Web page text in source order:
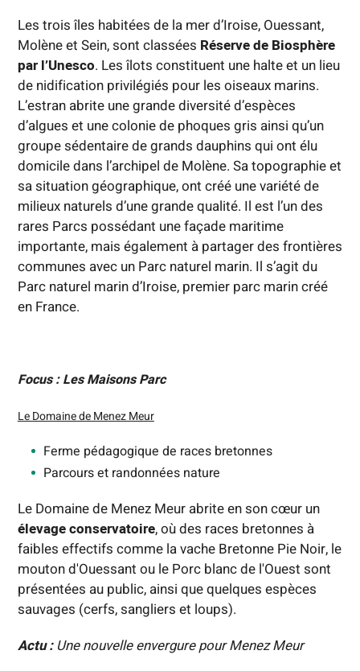
Les trois îles habitées de la mer d’Iroise, Ouessant,
Molène et Sein, sont classées Réserve de Biosphère
par l’Unesco. Les îlots constituent une halte et un lieu
de nidification privilégiés pour les oiseaux marins.
L’estran abrite une grande diversité d’espèces
d’algues et une colonie de phoques gris ainsi qu’un
groupe sédentaire de grands dauphins qui ont élu
domicile dans l’archipel de Molène. Sa topographie et
sa situation géographique, ont créé une variété de
milieux naturels d’une grande qualité. Il est l’un des
rares Parcs possédant une façade maritime
importante, mais également à partager des frontières
communes avec un Parc naturel marin. Il s’agit du
Parc naturel marin d’Iroise, premier parc marin créé
en France.
Focus : Les Maisons Parc
Le Domaine de Menez Meur
Ferme pédagogique de races bretonnes
Parcours et randonnées nature
Le Domaine de Menez Meur abrite en son cœur un
élevage conservatoire, où des races bretonnes à
faibles effectifs comme la vache Bretonne Pie Noir, le
mouton d'Ouessant ou le Porc blanc de l'Ouest sont
présentées au public, ainsi que quelques espèces
sauvages (cerfs, sangliers et loups).
Actu :Une nouvelle envergure pour Menez Meur